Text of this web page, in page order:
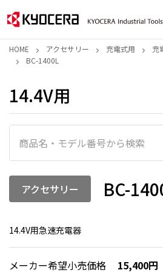
HOME アクセサリー 充電式用 充
BC-1400L
14.4V用
アクセサリー BC-
14.4V用急速充電器
メーカー希望小売価格 15,400円